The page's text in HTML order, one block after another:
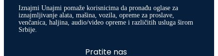
Iznajmi Unajmi pomaže korisnicima da pronađu oglase za
iznajmljivanje alata, mašina, vozila, opreme za proslave,
venčanica, haljina, audio/video opreme i različitih usluga širom
Srbije.
Pratite nas